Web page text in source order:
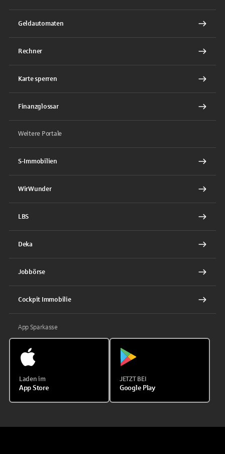
Geldautomaten
Rechner
Karte sperren
Finanzglossar
Weitere Portale
S-Immobilien
WirWunder
LBS
Deka
Jobbörse
Cockpit Immobilie
App Sparkasse
Laden im
App Store
JETZT BEI
Google Play